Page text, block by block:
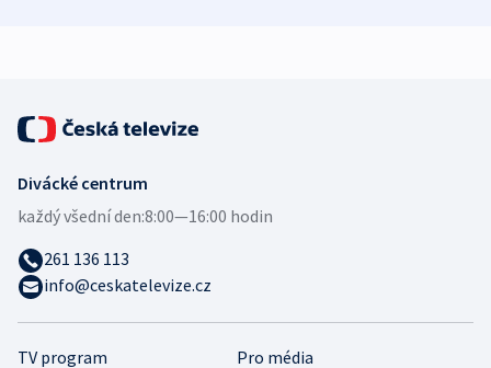
TV program Pro média
Divácké centrum
každý všední den:8:00—16:00 hodin
261 136 113
info@ceskatelevize.cz